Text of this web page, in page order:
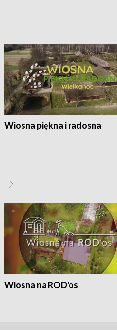
Wiosna piękna i radosna
Wiosna na ROD'os